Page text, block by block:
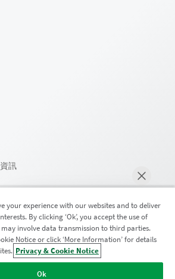
立即聊天
訊
Qlik 社群
條款 Legal Policies
法律條規
Do Not Share My Info
your experience with our websites and to deliver
By clicking ‘Ok’, you accept the use of
involve data transmission to third parties.
Notice or click ‘More Information’ for details
Privacy & Cookie Notice
Ok